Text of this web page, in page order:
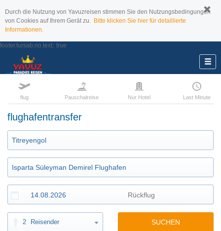
Durch die Nutzung von Yavuzreisen stimmen Sie den Nutzungsbedingungen
von Cookies auf Ihrem Gerät zu. Bitte klicken Sie hier für detaillierte
Informationen.
footer.tursab.no.text: true
flug Pauschalreise Nur Hotel Last Minute
flughafentransfer
2 Reisender SUCHEN